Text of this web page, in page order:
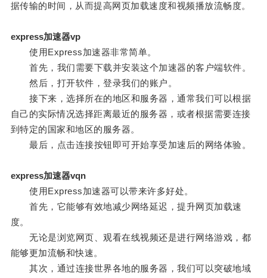
据传输的时间，从而提高网页加载速度和视频播放流畅度。
express加速器vp
使用Express加速器非常简单。
首先，我们需要下载并安装这个加速器的客户端软件。
然后，打开软件，登录我们的账户。
接下来，选择所在的地区和服务器，通常我们可以根据
自己的实际情况选择距离最近的服务器，或者根据需要连接
到特定的国家和地区的服务器。
最后，点击连接按钮即可开始享受加速后的网络体验。
express加速器vqn
使用Express加速器可以带来许多好处。
首先，它能够有效地减少网络延迟，提升网页加载速
度。
无论是浏览网页、观看在线视频还是进行网络游戏，都
能够更加流畅和快速。
其次，通过连接世界各地的服务器，我们可以突破地域